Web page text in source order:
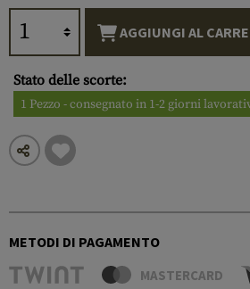
AGGIUNGI AL
Stato delle scorte:
1 Pezzo - consegnato in 1-2 giorni
METODI DI PAGAMENTO
MASTERCARD